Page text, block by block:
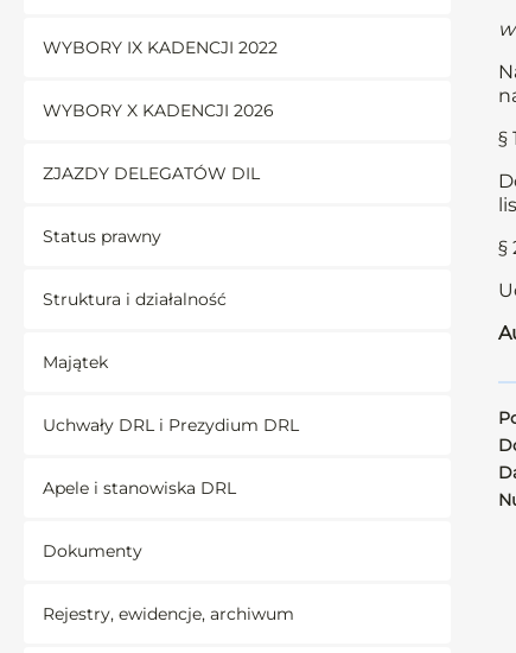
WYBORY IX KADENCJI 2022
WYBORY X KADENCJI 2026
ZJAZDY DELEGATÓW DIL
Status prawny
Struktura i działalność
Majątek
Uchwały DRL i Prezydium DRL
Apele i stanowiska DRL
Dokumenty
Rejestry, ewidencje, archiwum
§ 1
§